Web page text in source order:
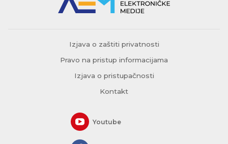
Izjava o zaštiti privatnosti
Pravo na pristup informacijama
Izjava o pristupačnosti
Kontakt
Youtube